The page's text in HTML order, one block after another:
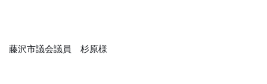
藤沢市議会議員 杉原様